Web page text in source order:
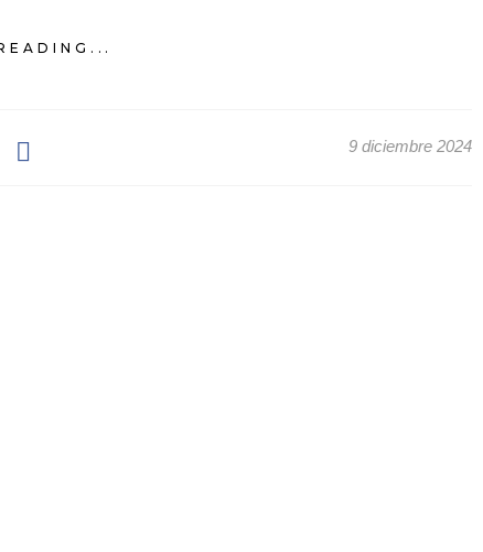
9 diciembre 2024